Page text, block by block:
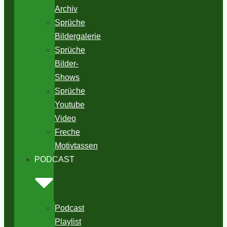
Archiv
Sprüche
Bildergalerie
Sprüche
Bilder-
Shows
Sprüche
Youtube
Video
Freche
Motivtassen
PODCAST
Podcast
Playlist